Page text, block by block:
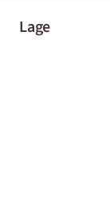
Lage